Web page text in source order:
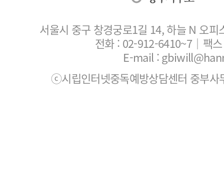
서울시 중구 창경궁로1길 14, 하늘 N 오
전화 : 02-912-6410~7 ｜팩
E-mail :
ⓒ시립인터넷중독예방상담센터 중부